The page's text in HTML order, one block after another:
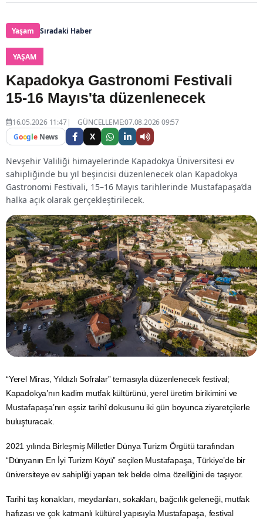
Yaşam Sıradaki Haber
YAŞAM
Kapadokya Gastronomi Festivali
15-16 Mayıs'ta düzenlenecek
16.05.2026 11:47
GÜNCELLEME:07.08.2026 09:57
Google News X
Nevşehir Valiliği himayelerinde Kapadokya Üniversitesi ev
sahipliğinde bu yıl beşincisi düzenlenecek olan Kapadokya
Gastronomi Festivali, 15–16 Mayıs tarihlerinde Mustafapaşa’da
halka açık olarak gerçekleştirilecek.
“Yerel Miras, Yıldızlı Sofralar” temasıyla düzenlenecek festival;
Kapadokya’nın kadim mutfak kültürünü, yerel üretim birikimini ve
Mustafapaşa’nın eşsiz tarihî dokusunu iki gün boyunca ziyaretçilerle
buluşturacak.
2021 yılında Birleşmiş MilletlerDünyaTurizm Örgütü tarafından
“Dünyanın En İyi Turizm Köyü” seçilen Mustafapaşa, Türkiye’de bir
üniversiteye ev sahipliği yapan tek belde olma özelliğini de taşıyor.
Tarihi taş konakları, meydanları, sokakları, bağcılık geleneği, mutfak
hafızası ve çok katmanlı kültürel yapısıyla Mustafapaşa, festival